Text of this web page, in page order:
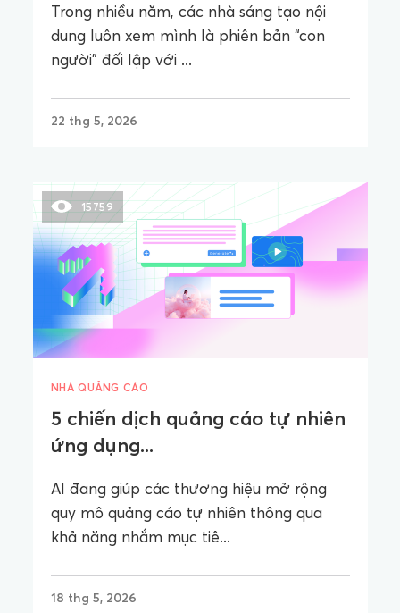
Trong nhiều năm, các nhà sáng tạo nội
dung luôn xem mình là phiên bản “con
người” đối lập với ...
22 thg 5, 2026
15759
NHÀ QUẢNG CÁO
5 chiến dịch quảng cáo tự nhiên
ứng dụng...
AI đang giúp các thương hiệu mở rộng
quy mô quảng cáo tự nhiên thông qua
khả năng nhắm mục tiê...
18 thg 5, 2026